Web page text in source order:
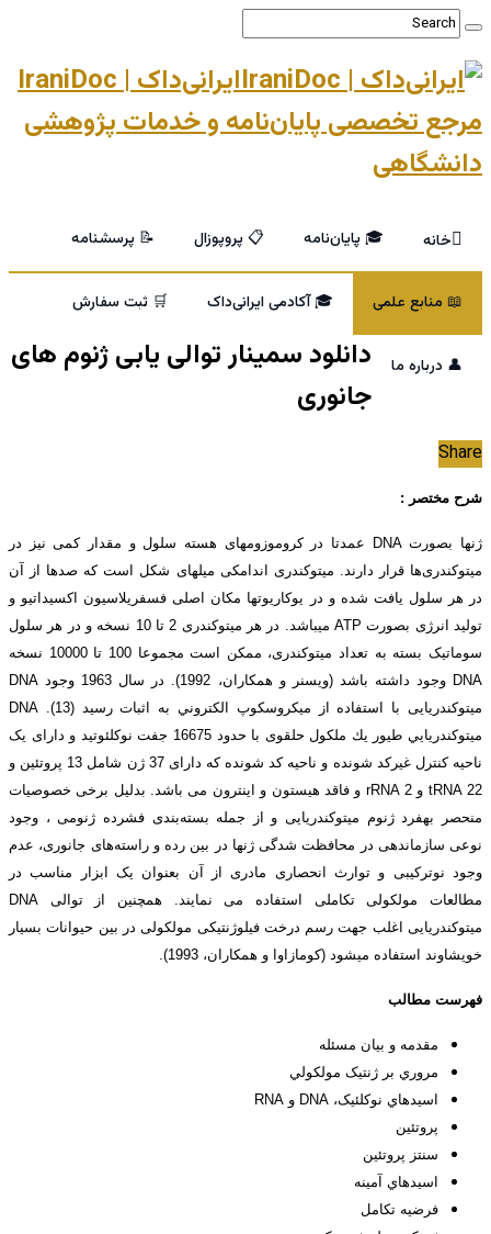
ایرانی‌داک | IraniDoc
مرجع تخصصی پایان‌نامه و خدمات پژوهشی
دانشگاهی
خانه 🎓 پایان‌نامه 📋 پروپوزال 📝 پرسشنامه
📖 منابع علمی 🎓 آکادمی ایرانی‌داک 🛒 ثبت سفارش
👤 درباره ما
دانلود سمینار توالی یابی ژنوم های
جانوری
Share
شرح مختصر :
ژنها بصورت DNA عمدتا در کروموزوم­های هسته سلول و مقدار کمی نیز در
میتوکندری‌ها قرار دارند. میتوکندری اندامکی میلهای شکل است که صدها از آن
در هر سلول یافت شده و در یوکاریوتها مکان اصلی فسفریلاسیون اکسیداتیو و
تولید انرژی بصورت ATP می­باشد. در هر میتوکندری 2 تا 10 نسخه و در هر سلول
سوماتیک بسته به تعداد میتوکندری، ممکن است مجموعا 100 تا 10000 نسخه
DNA وجود داشته باشد (ویسنر و همکاران، 1992). در سال 1963 وجود DNA
ميتوكندريایی با استفاده از ميكروسكوپ الكتروني به اثبات رسید (13). DNA
ميتوكندريايي طیور يك ملكول حلقوی با حدود 16675 جفت نوكلئوتيد و دارای یک
ناحیه کنترل غیرکد شونده و ناحیه کد شونده که دارای 37 ژن شامل 13 پروتئين و
22 tRNA و 2 rRNA و فاقد هیستون و اينترون می باشد. بدلیل برخی خصوصیات
منحصر به­فرد ژنوم میتوکندریایی و از جمله بسته‌بندی فشرده ژنومی ، وجود
نوعی سازماندهی در محافظت شدگی ژنها در بین رده و راسته‌های جانوری، عدم
وجود نوترکیبی و توارث انحصاری مادری از آن بعنوان یک ابزار مناسب در
مطالعات مولکولی تکاملی استفاده می نمایند. همچنین از توالی DNA
میتوکندریایی اغلب جهت رسم درخت فیلوژنتیکی مولکولی در بین حیوانات بسیار
خویشاوند استفاده می­شود (کومازاوا و همکاران، 1993).
فهرست مطالب
مقدمه و بیان مسئله
مروري بر ژنتيک مولکولي
اسيدهاي نوکلئيک، DNA و RNA
پروتئين
سنتز پروتئين
اسيدهاي آمينه
فرضیه تکامل